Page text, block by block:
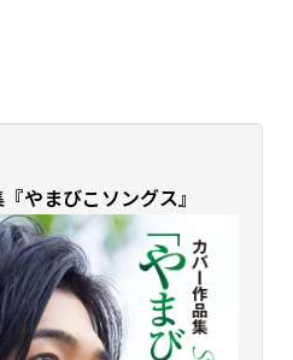
やまびこソングス』